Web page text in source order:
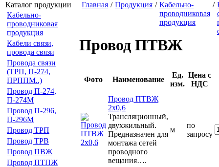
Каталог продукции
Кабельно-
проводниковая
продукция
Кабели связи,
провода связи
Провода связи
(ТРП, П-274,
ПРППМ..)
Провод П-274,
П-274М
Провод П-296,
П-296М
Провод ТРП
Провод ТРВ
Провод ПВЖ
Провод ПТПЖ
Главная / Продукция / Кабельно-
проводниковая
продукция
/
Провод ПТВЖ
Фото Наименование
Ед.
изм.
Цена с
НДС
Провод ПТВЖ
2х0,6
Трансляционный,
двухжильный.
Предназначен для
монтажа сетей
проводного
вещания….
м
по
запросу